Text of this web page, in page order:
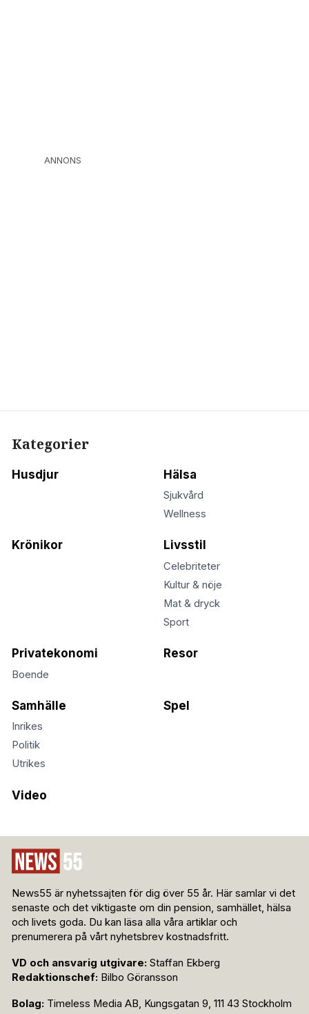
ANNONS
Kategorier
Husdjur Hälsa
Sjukvård
Wellness
Krönikor Livsstil
Celebriteter
Kultur & nöje
Mat & dryck
Sport
Privatekonomi
Boende
Resor
Samhälle
Inrikes
Politik
Utrikes
Spel
Video
News55 är nyhetssajten för dig över 55 år. Här samlar vi det
senaste och det viktigaste om din pension, samhället, hälsa
och livets goda. Du kan läsa alla våra artiklar och
prenumerera på vårt nyhetsbrev kostnadsfritt.
VD och ansvarig utgivare: Staffan Ekberg
Redaktionschef: Bilbo Göransson
Bolag: Timeless Media AB, Kungsgatan 9, 111 43 Stockholm